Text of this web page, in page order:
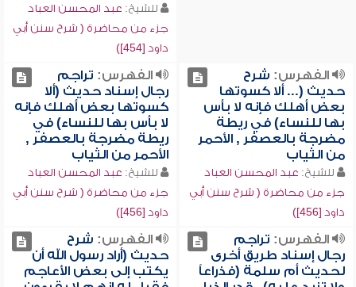
للشيخ: عبد المحسن العباد
جزء من محاضرة ( شرح سنن أبي
داود [454])
الفهرس: شرح
حديث (... ألا كسوتها
بعض أهلك فإنه لا بأس
بها للنساء) في ريطة
مضرجة بالعصفر , الأحمر
من الثياب
للشيخ: عبد المحسن العباد
جزء من محاضرة ( شرح سنن أبي
داود [456])
الفهرس: تراجم
رجال إسناد حديث (ألا
كسوتها بعض أهلك فإنه
لا بأس بها للنساء) في
ريطة مضرجة بالعصفر ,
الأحمر من الثياب
للشيخ: عبد المحسن العباد
جزء من محاضرة ( شرح سنن أبي
داود [456])
الفهرس: تراجم
رجال إسناد طريق أخرى
لحديث أم سلمة (فذراعاً
الفهرس: شرح
حديث (أراد رسول الله أن
يكتب إلى بعض الأعاجم